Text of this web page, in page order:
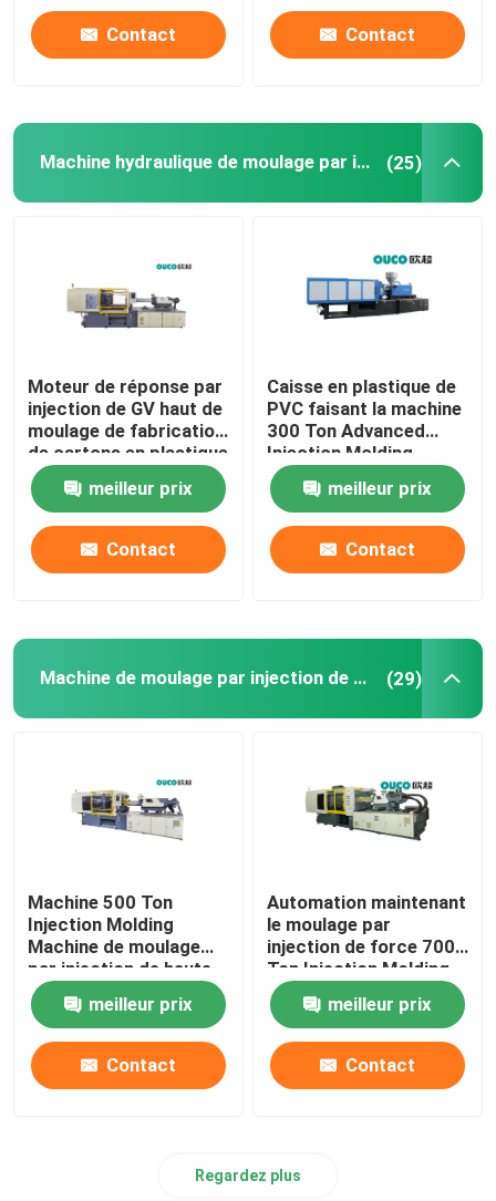
Machine de moulage par injection de seau
Machines en plastique de moulage par injection
Machine automatique de moulage par injection
Machine hydraulique de moulage par injection
machine à grande vitesse de moulage par injection
Machine de moulage par injection de moteur servo
Machine de moulage par injection d'ANIMAL FAMILIER
Mini Injection Molding Machine
Machine de moulage par injection horizontale
Machine de moulage par injection de baril de vis
Machine de moulage par injection de bakélite
Équipement auxiliaire
Contact Contact
Machine hydraulique de moulage par injection (25)
Moteur de réponse par
injection de GV haut de
moulage de fabrication
de cartons en plastique
hydraulique de machine
meilleur prix
Contact
Caisse en plastique de
PVC faisant la machine
300 Ton Advanced
Injection Molding
meilleur prix
Contact
Machine de moulage par injection de haute précision (29)
Machine 500 Ton
Injection Molding
Machine de moulage
par injection de haute
précision de la CE
meilleur prix
Contact
Automation maintenant
le moulage par
injection de force 700
Ton Injection Molding
Machine
meilleur prix
Contact
Regardez plus